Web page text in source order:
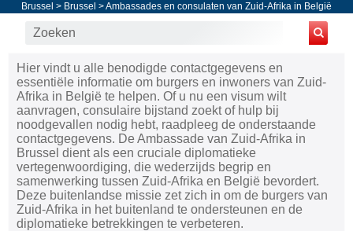
Brussel > Brussel >Ambassades en consulaten van Zuid-Afrika in België
Hier vindt u alle benodigde contactgegevens en
essentiële informatie om burgers en inwoners van Zuid-
Afrika in België te helpen. Of u nu een visum wilt
aanvragen, consulaire bijstand zoekt of hulp bij
noodgevallen nodig hebt, raadpleeg de onderstaande
contactgegevens. De Ambassade van Zuid-Afrika in
Brussel dient als een cruciale diplomatieke
vertegenwoordiging, die wederzijds begrip en
samenwerking tussen Zuid-Afrika en België bevordert.
Deze buitenlandse missie zet zich in om de burgers van
Zuid-Afrika in het buitenland te ondersteunen en de
diplomatieke betrekkingen te verbeteren.